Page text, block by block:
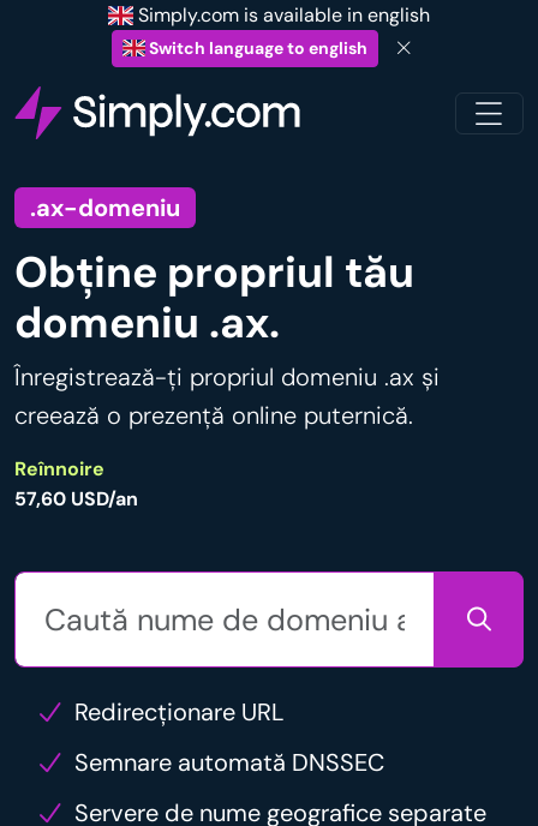
Simply.com is available in english
Switch language to english
.ax-domeniu
Obține propriul tău
domeniu .ax.
Înregistrează-ți propriul domeniu .ax și
creează o prezență online puternică.
Reînnoire
57,60 USD/an
Redirecționare URL
Semnare automată DNSSEC
Servere de nume geografice separate